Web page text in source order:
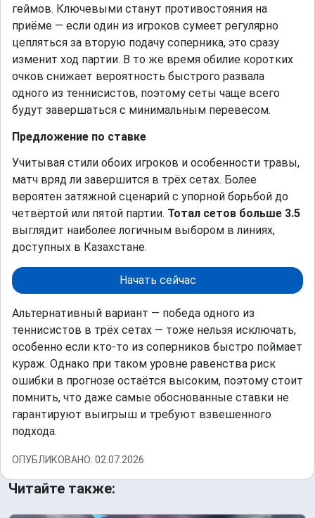
геймов. Ключевыми станут противостояния на
приёме — если один из игроков сумеет регулярно
цепляться за вторую подачу соперника, это сразу
изменит ход партии. В то же время обилие коротких
очков снижает вероятность быстрого развала
одного из теннисистов, поэтому сеты чаще всего
будут завершаться с минимальным перевесом.
Предложение по ставке
Учитывая стили обоих игроков и особенности травы,
матч вряд ли завершится в трёх сетах. Более
вероятен затяжной сценарий с упорной борьбой до
четвёртой или пятой партии. Тотал сетов больше 3.5
выглядит наиболее логичным выбором в линиях,
доступных в Казахстане.
Начать сейчас
Альтернативный вариант — победа одного из
теннисистов в трёх сетах — тоже нельзя исключать,
особенно если кто-то из соперников быстро поймает
кураж. Однако при таком уровне равенства риск
ошибки в прогнозе остаётся высоким, поэтому стоит
помнить, что даже самые обоснованные ставки не
гарантируют выигрыш и требуют взвешенного
подхода.
ОПУБЛИКОВАНО: 02.07.2026
Читайте также: